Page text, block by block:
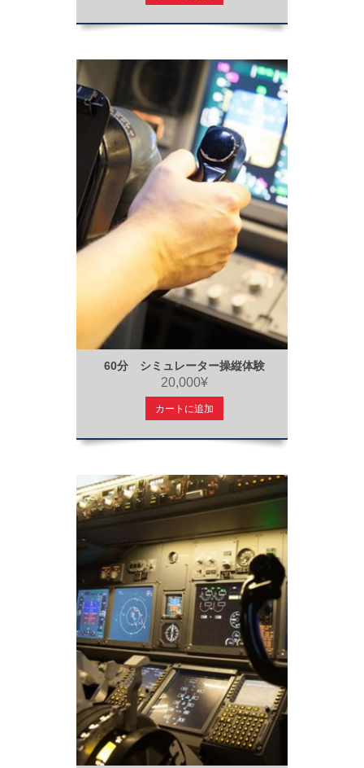
60分 シミュレーター操縦体験
20,000¥
カートに追加